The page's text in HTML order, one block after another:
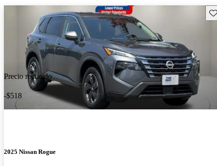
Precio reducido
-$518
2025 Nissan Rogue